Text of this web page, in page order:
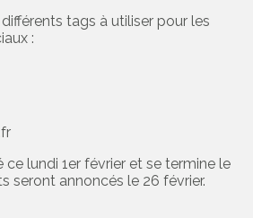
tags à utiliser pour les
:
lundi 1er février et se termine le
seront annoncés le 26 février.